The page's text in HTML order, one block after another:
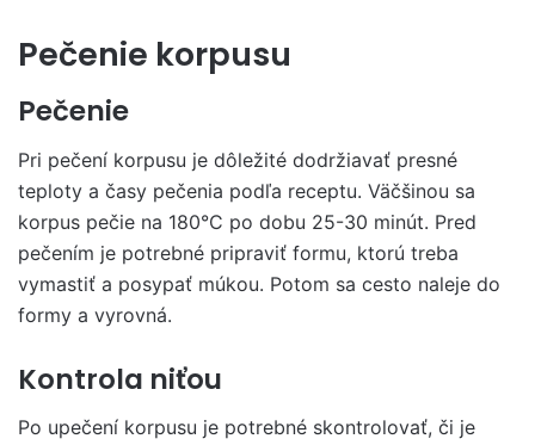
Pečenie korpusu
Pečenie
Pri pečení korpusu je dôležité dodržiavať presné
teploty a časy pečenia podľa receptu. Väčšinou sa
korpus pečie na 180°C po dobu 25-30 minút. Pred
pečením je potrebné pripraviť formu, ktorú treba
vymastiť a posypať múkou. Potom sa cesto naleje do
formy a vyrovná.
Kontrola niťou
Po upečení korpusu je potrebné skontrolovať, či je